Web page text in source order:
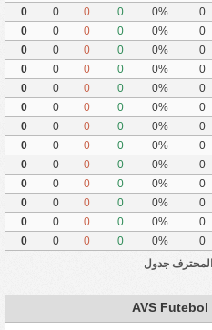
0
0%
0
0
0
0
0
0%
0
0
0
0
0
0%
0
0
0
0
0
0%
0
0
0
0
0
0%
0
0
0
0
0
0%
0
0
0
0
0
0%
0
0
0
0
0
0%
0
0
0
0
0
0%
0
0
0
0
0
0%
0
0
0
0
0
0%
0
0
0
0
0
0%
0
0
0
0
0
0%
0
0
0
0